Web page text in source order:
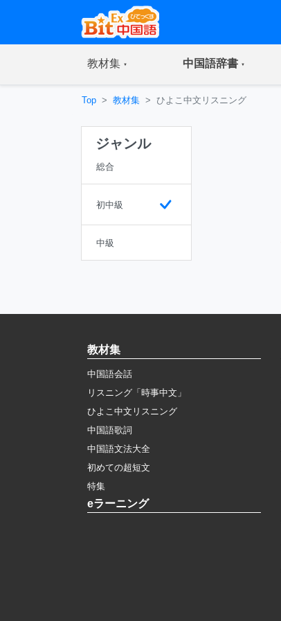
教材集(current) 中国語辞書(current)
Top 教材集 ひよこ中文リスニング
ジャンル
総合
初中級
中級
教材集
中国語会話
リスニング「時事中文」
ひよこ中文リスニング
中国語歌詞
中国語文法大全
初めての超短文
特集
eラーニング